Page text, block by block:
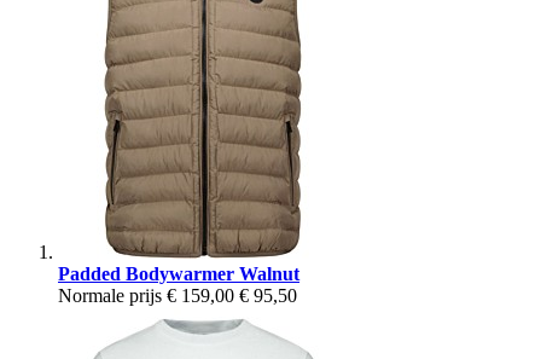
Padded Bodywarmer Walnut
Normale prijs € 159,00 € 95,50